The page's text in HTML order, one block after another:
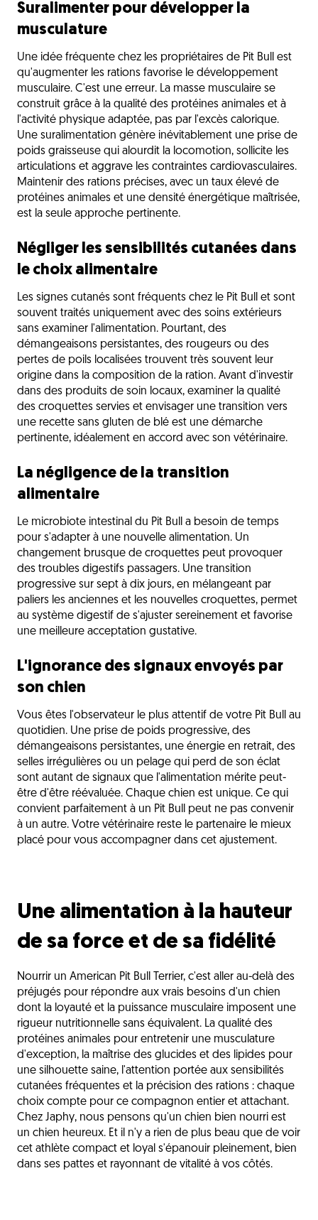
Suralimenter pour développer la
musculature
Une idée fréquente chez les propriétaires de Pit Bull est
qu'augmenter les rations favorise le développement
musculaire. C'est une erreur. La masse musculaire se
construit grâce à la qualité des protéines animales et à
l'activité physique adaptée, pas par l'excès calorique.
Une suralimentation génère inévitablement une prise de
poids graisseuse qui alourdit la locomotion, sollicite les
articulations et aggrave les contraintes cardiovasculaires.
Maintenir des rations précises, avec un taux élevé de
protéines animales et une densité énergétique maîtrisée,
est la seule approche pertinente.
Négliger les sensibilités cutanées dans
le choix alimentaire
Les signes cutanés sont fréquents chez le Pit Bull et sont
souvent traités uniquement avec des soins extérieurs
sans examiner l'alimentation. Pourtant, des
démangeaisons persistantes, des rougeurs ou des
pertes de poils localisées trouvent très souvent leur
origine dans la composition de la ration. Avant d'investir
dans des produits de soin locaux, examiner la qualité
des croquettes servies et envisager une transition vers
une recette sans gluten de blé est une démarche
pertinente, idéalement en accord avec son vétérinaire.
La négligence de la transition
alimentaire
Le microbiote intestinal du Pit Bull a besoin de temps
pour s'adapter à une nouvelle alimentation. Un
changement brusque de croquettes peut provoquer
des troubles digestifs passagers. Une transition
progressive sur sept à dix jours, en mélangeant par
paliers les anciennes et les nouvelles croquettes, permet
au système digestif de s'ajuster sereinement et favorise
une meilleure acceptation gustative.
L'ignorance des signaux envoyés par
son chien
Vous êtes l'observateur le plus attentif de votre Pit Bull au
quotidien. Une prise de poids progressive, des
démangeaisons persistantes, une énergie en retrait, des
selles irrégulières ou un pelage qui perd de son éclat
sont autant de signaux que l'alimentation mérite peut-
être d'être réévaluée. Chaque chien est unique. Ce qui
convient parfaitement à un Pit Bull peut ne pas convenir
à un autre. Votre vétérinaire reste le partenaire le mieux
placé pour vous accompagner dans cet ajustement.
Une alimentation à la hauteur
de sa force et de sa fidélité
Nourrir un American Pit Bull Terrier, c'est aller au-delà des
préjugés pour répondre aux vrais besoins d'un chien
dont la loyauté et la puissance musculaire imposent une
rigueur nutritionnelle sans équivalent. La qualité des
protéines animales pour entretenir une musculature
d'exception, la maîtrise des glucides et des lipides pour
une silhouette saine, l'attention portée aux sensibilités
cutanées fréquentes et la précision des rations : chaque
choix compte pour ce compagnon entier et attachant.
Chez Japhy, nous pensons qu'un chien bien nourri est
un chien heureux. Et il n'y a rien de plus beau que de voir
cet athlète compact et loyal s'épanouir pleinement, bien
dans ses pattes et rayonnant de vitalité à vos côtés.